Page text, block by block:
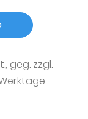
geg. zzgl.